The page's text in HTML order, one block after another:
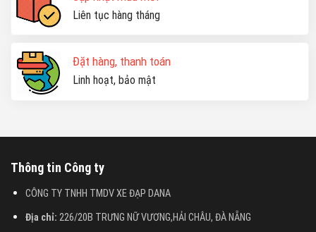
Liên tục hàng tháng
Đặt hàng, thanh toán
Linh hoạt, bảo mật
Thông tin Công ty
CÔNG TY TNHH TMDV XE ĐẠP DANA
Địa chỉ: 226/20B TRƯNG NỮ VƯƠNG,HẢI CHÂU, ĐÀ NẴNG